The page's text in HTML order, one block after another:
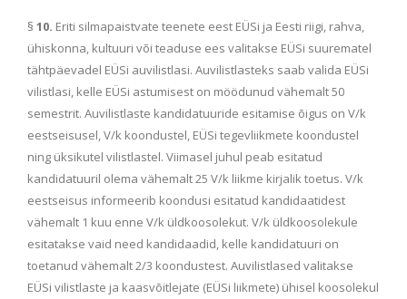
§ 10. Eriti silmapaistvate teenete eest EÜSi ja Eesti riigi, rahva,
ühiskonna, kultuuri või teaduse ees valitakse EÜSi suurematel
tähtpäevadel EÜSi auvilistlasi. Auvilistlasteks saab valida EÜSi
vilistlasi, kelle EÜSi astumisest on möödunud vähemalt 50
semestrit. Auvilistlaste kandidatuuride esitamise õigus on V/k
eestseisusel, V/k koondustel, EÜSi tegevliikmete koondustel
ning üksikutel vilistlastel. Viimasel juhul peab esitatud
kandidatuuril olema vähemalt 25 V/k liikme kirjalik toetus. V/k
eestseisus informeerib koondusi esitatud kandidaatidest
vähemalt 1 kuu enne V/k üldkoosolekut. V/k üldkoosolekule
esitatakse vaid need kandidaadid, kelle kandidatuuri on
toetanud vähemalt 2/3 koondustest. Auvilistlased valitakse
EÜSi vilistlaste ja kaasvõitlejate (EÜSi liikmete) ühisel koosolekul